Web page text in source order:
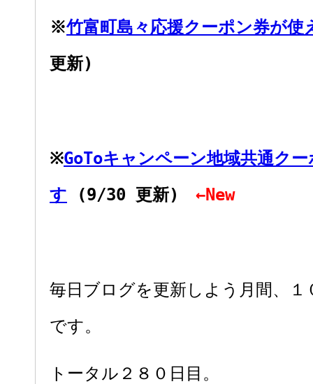
※竹富町島々応援クーポン券が使
更新)
※GoToキャンペーン地域共通ク
す (9/30 更新) ←New
毎日ブログを更新しよう月間、１
です。
トータル２８０日目。